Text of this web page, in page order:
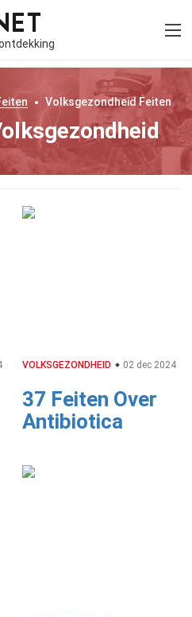
VolksgezondheidFeiten
VOLKSGEZONDHEID 02 dec 2024
37 Feiten Over
Antibiotica